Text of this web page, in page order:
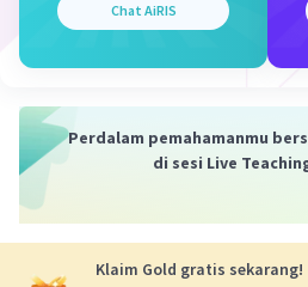
Chat AiRIS
Perdalam pemahamanmu
di sesi Live
Klaim Gold gratis sekarang!